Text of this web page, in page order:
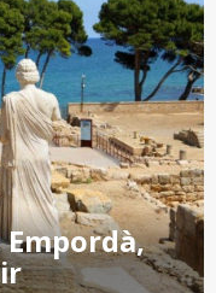
Empordà,